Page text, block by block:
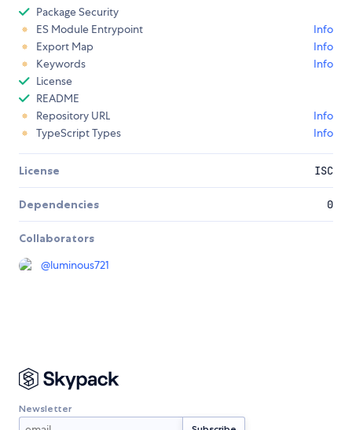
Package Security
ES Module Entrypoint
Info
Export Map
Info
Keywords
Info
License
README
Repository URL
Info
TypeScript Types
Info
License ISC
Dependencies 0
Collaborators
@luminous721
Newsletter